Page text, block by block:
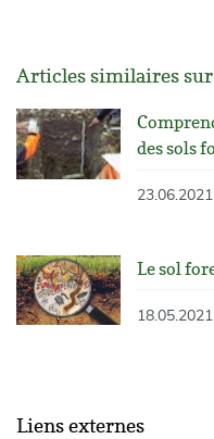
Articles similaires
des sols
23.06.2021
Le sol
18.05.2021
Liens externes